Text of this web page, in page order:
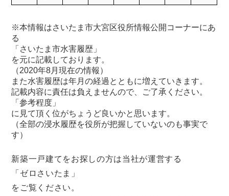
※本情報はさいたま市大宮区役所情報公開コーナーにあ
る
「さいたま市水害履歴」
を元に記載しております。
（2020年8月現在の情報）
また水害履歴は年月の経過とともに増えていきます。
記載内容に責任は負えませんので、ご了承ください。
「参考程度」
に見て頂く位がちょうど良いかと思います。
（全部の浸水履歴を役所が把握していないのも事実で
す）
新築一戸建てをお探しの方は当社が運営する
「ゼロさいたま」
をご覧ください。